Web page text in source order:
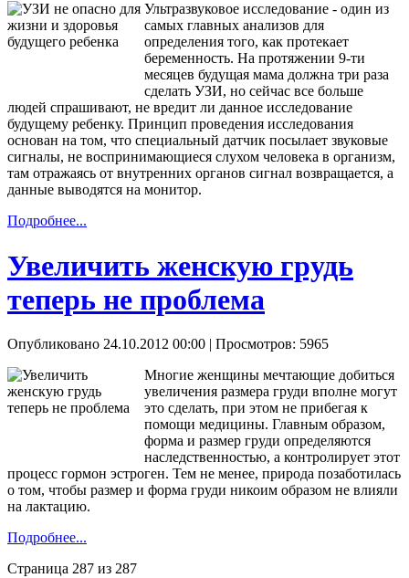
Ультразвуковое исследование - один из
самых главных анализов для
определения того, как протекает
беременность. На протяжении 9-ти
месяцев будущая мама должна три раза
сделать УЗИ, но сейчас все больше
людей спрашивают, не вредит ли данное исследование
будущему ребенку. Принцип проведения исследования
основан на том, что специальный датчик посылает звуковые
сигналы, не воспринимающиеся слухом человека в организм,
там отражаясь от внутренних органов сигнал возвращается, а
данные выводятся на монитор.
Подробнее...
Увеличить женскую грудь
теперь не проблема
Опубликовано 24.10.2012 00:00 | Просмотров: 5965
Многие женщины мечтающие добиться
увеличения размера груди вполне могут
это сделать, при этом не прибегая к
помощи медицины. Главным образом,
форма и размер груди определяются
наследственностью, а контролирует этот
процесс гормон эстроген. Тем не менее, природа позаботилась
о том, чтобы размер и форма груди никоим образом не влияли
на лактацию.
Подробнее...
Страница 287 из 287